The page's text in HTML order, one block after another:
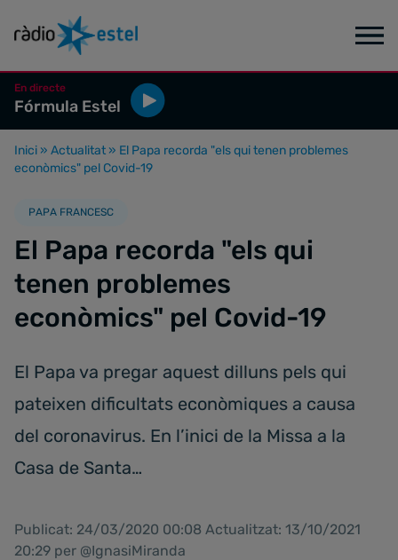
En directe
Fórmula Estel
Inici » Actualitat » El Papa recorda "els qui tenen problemes
econòmics" pel Covid-19
PAPA FRANCESC
El Papa recorda "els qui
tenen problemes
econòmics" pel Covid-19
El Papa va pregar aquest dilluns pels qui
pateixen dificultats econòmiques a causa
del coronavirus. En l’inici de la Missa a la
Casa de Santa…
Publicat: 24/03/2020 00:08 Actualitzat: 13/10/2021
20:29 per @IgnasiMiranda